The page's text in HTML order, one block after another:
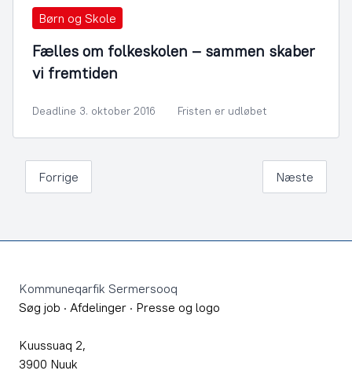
Børn og Skole
Fælles om folkeskolen – sammen skaber
vi fremtiden
Deadline 3. oktober 2016 Fristen er udløbet
Forrige Næste
Kommuneqarfik Sermersooq
Søg job · Afdelinger · Presse og logo
Kuussuaq 2,
3900 Nuuk